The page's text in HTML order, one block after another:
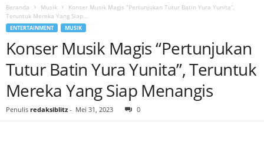
Beranda Musik
Konser Musik Magis “Pertunjukan Tutur Batin Yura Yunita”,
Teruntuk Mereka Yang Siap...
ENTERTAINMENT MUSIK
Konser Musik Magis “Pertunjukan
Tutur Batin Yura Yunita”, Teruntuk
Mereka Yang Siap Menangis
Penulis redaksiblitz - Mei 31, 2023 0